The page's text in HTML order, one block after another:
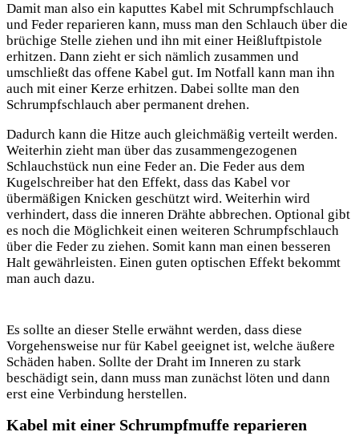
Damit man also ein kaputtes Kabel mit Schrumpfschlauch
und Feder reparieren kann, muss man den Schlauch über die
brüchige Stelle ziehen und ihn mit einer Heißluftpistole
erhitzen. Dann zieht er sich nämlich zusammen und
umschließt das offene Kabel gut. Im Notfall kann man ihn
auch mit einer Kerze erhitzen. Dabei sollte man den
Schrumpfschlauch aber permanent drehen.
Dadurch kann die Hitze auch gleichmäßig verteilt werden.
Weiterhin zieht man über das zusammengezogenen
Schlauchstück nun eine Feder an. Die Feder aus dem
Kugelschreiber hat den Effekt, dass das Kabel vor
übermäßigen Knicken geschützt wird. Weiterhin wird
verhindert, dass die inneren Drähte abbrechen. Optional gibt
es noch die Möglichkeit einen weiteren Schrumpfschlauch
über die Feder zu ziehen. Somit kann man einen besseren
Halt gewährleisten. Einen guten optischen Effekt bekommt
man auch dazu.
Es sollte an dieser Stelle erwähnt werden, dass diese
Vorgehensweise nur für Kabel geeignet ist, welche äußere
Schäden haben. Sollte der Draht im Inneren zu stark
beschädigt sein, dann muss man zunächst löten und dann
erst eine Verbindung herstellen.
Kabel mit einer Schrumpfmuffe reparieren